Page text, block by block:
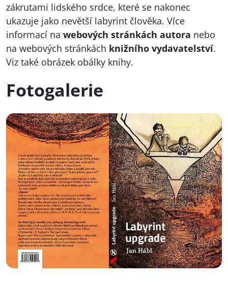
zákrutami lidského srdce, které se nakonec
ukazuje jako nevětší labyrint člověka. Více
informací na webových stránkách autora nebo
na webových stránkách knižního vydavatelství.
Viz také obrázek obálky knihy.
Fotogalerie